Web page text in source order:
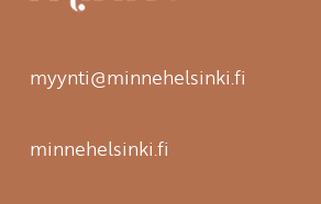
myynti@minnehelsinki.fi
minnehelsinki.fi